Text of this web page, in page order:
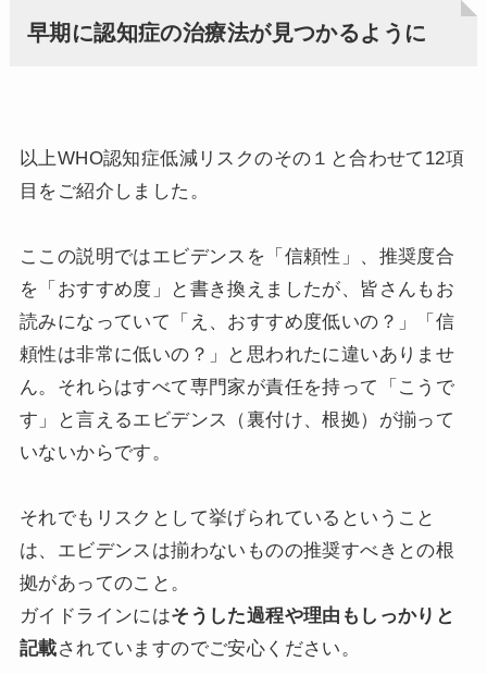
早期に認知症の治療法が見つかるように
以上WHO認知症低減リスクのその１と合わせて12項
目をご紹介しました。
ここの説明ではエビデンスを「信頼性」、推奨度合
を「おすすめ度」と書き換えましたが、皆さんもお
読みになっていて「え、おすすめ度低いの？」「信
頼性は非常に低いの？」と思われたに違いありませ
ん。それらはすべて専門家が責任を持って「こうで
す」と言えるエビデンス（裏付け、根拠）が揃って
いないからです。
それでもリスクとして挙げられているということ
は、エビデンスは揃わないものの推奨すべきとの根
拠があってのこと。
ガイドラインにはそうした過程や理由もしっかりと
記載されていますのでご安心ください。